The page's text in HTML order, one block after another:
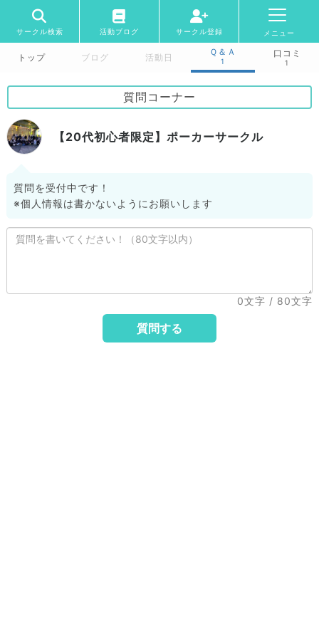
サークル検索 活動ブログ サークル登録 メニュー
トップ ブログ 活動日
Ｑ＆Ａ
1
口コミ
1
質問コーナー
【20代初心者限定】ポーカーサークル
質問を受付中です！
※個人情報は書かないようにお願いします
0文字 / 80文字